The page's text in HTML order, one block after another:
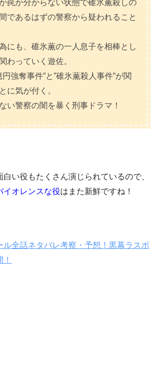
罠か分からない状態で碓氷薫殺しの
であるはずの警察から疑われること
にも、碓氷薫の一人息子を相棒とし
わっていく遊佐。
強奪事件”と”碓氷薫殺人事件”が関
に気が付く。
い警察の闇を暴く刑事ドラマ！
い役もたくさん演じられているので、
イオレンスな役はまた新鮮ですね！
ル全話ネタバレ考察・予想！黒幕ラスボ